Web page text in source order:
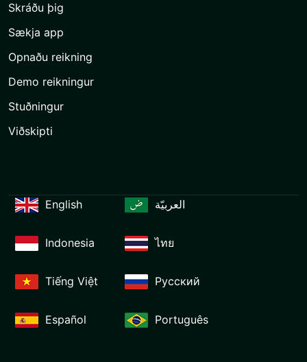
Skráðu þig
Sækja app
Opnaðu reikning
Demo reikningur
Stuðningur
Viðskipti
English العربيّة
Indonesia ไทย
Tiếng Việt Русский
Español Português